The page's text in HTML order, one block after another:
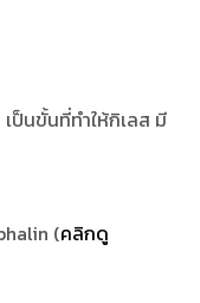
ป็นขั้นที่ทำให้กิเลส มี
(คลิกดู